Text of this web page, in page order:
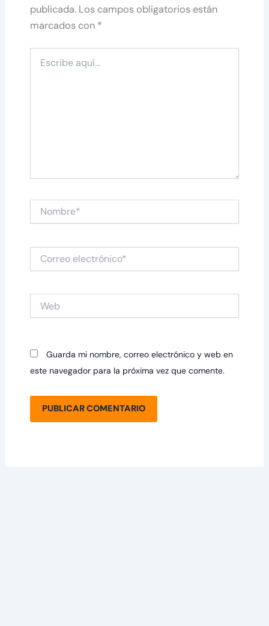
publicada. Los campos obligatorios están
marcados con *
aquí...
Nombre*
electrónico*
Guarda mi nombre, correo electrónico y web en
este navegador para la próxima vez que comente.